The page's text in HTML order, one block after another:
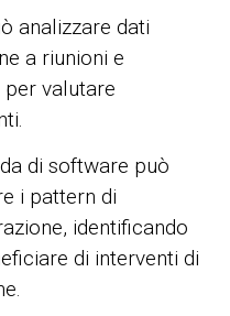
analizzare dati
a riunioni e
valutare
di software può
i pattern di
identificando
di interventi di